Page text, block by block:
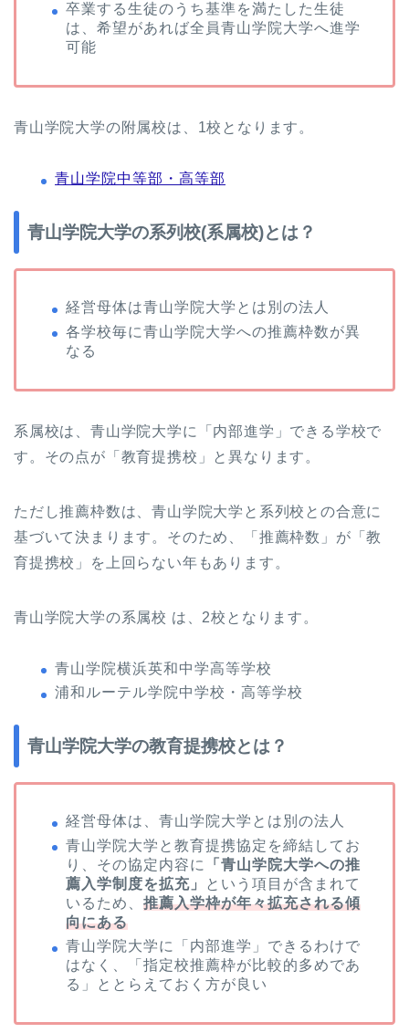
卒業する生徒のうち基準を満たした生徒
は、希望があれば全員青山学院大学へ進学
可能
青山学院大学の附属校は、1校となります。
青山学院中等部・高等部
青山学院大学の系列校(系属校)とは？
経営母体は青山学院大学とは別の法人
各学校毎に青山学院大学への推薦枠数が異
なる
系属校は、青山学院大学に「内部進学」できる学校で
す。その点が「教育提携校」と異なります。
ただし推薦枠数は、青山学院大学と系列校との合意に
基づいて決まります。そのため、「推薦枠数」が「教
育提携校」を上回らない年もあります。
青山学院大学の系属校 は、2校となります。
青山学院横浜英和中学高等学校
浦和ルーテル学院中学校・高等学校
青山学院大学の教育提携校とは？
経営母体は、青山学院大学とは別の法人
青山学院大学と教育提携協定を締結してお
り、その協定内容に
「青山学院大学への推
薦入学制度を拡充」
という項目が含まれて
いるため、 推薦入学枠が年々拡充される傾
向にある
青山学院大学に「内部進学」できるわけで
はなく、「指定校推薦枠が比較的多めであ
る」ととらえておく方が良い